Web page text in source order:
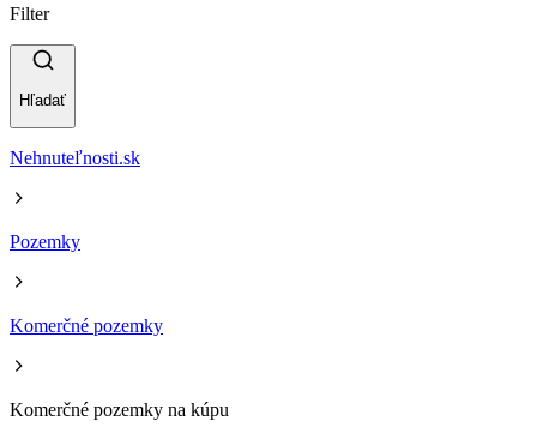
Filter
Hľadať
Nehnuteľnosti.sk
Pozemky
Komerčné pozemky
Komerčné pozemky na kúpu